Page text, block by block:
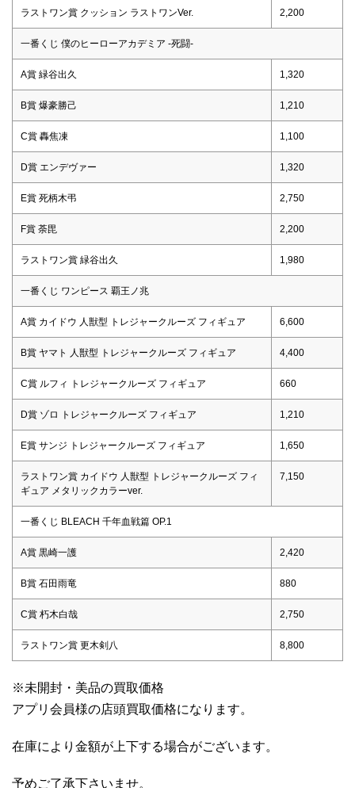
ラストワン賞 クッション ラストワンVer. 2,200
一番くじ 僕のヒーローアカデミア -死闘-
A賞 緑谷出久 1,320
B賞 爆豪勝己 1,210
C賞 轟焦凍 1,100
D賞 エンデヴァー 1,320
E賞 死柄木弔 2,750
F賞 荼毘 2,200
ラストワン賞 緑谷出久 1,980
一番くじ ワンピース 覇王ノ兆
A賞 カイドウ 人獣型 トレジャークルーズ フィギュア 6,600
B賞 ヤマト 人獣型 トレジャークルーズ フィギュア 4,400
C賞 ルフィ トレジャークルーズ フィギュア 660
D賞 ゾロ トレジャークルーズ フィギュア 1,210
E賞 サンジ トレジャークルーズ フィギュア 1,650
ラストワン賞 カイドウ 人獣型 トレジャークルーズ フィ
ギュア メタリックカラーver.
7,150
一番くじ BLEACH 千年血戦篇 OP.1
A賞 黒崎一護 2,420
B賞 石田雨竜 880
C賞 朽木白哉 2,750
ラストワン賞 更木剣八 8,800
※未開封・美品の買取価格
アプリ会員様の店頭買取価格になります。
在庫により金額が上下する場合がございます。
予めご了承下さいませ。